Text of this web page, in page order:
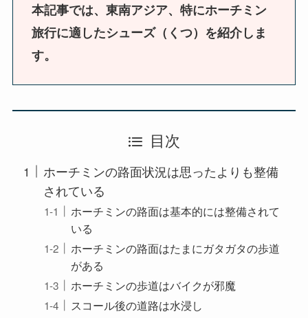
本記事では、東南アジア、特にホーチミン
旅行に適したシューズ（くつ）を紹介しま
す。
目次
ホーチミンの路面状況は思ったよりも整備
されている
ホーチミンの路面は基本的には整備されて
いる
ホーチミンの路面はたまにガタガタの歩道
がある
ホーチミンの歩道はバイクが邪魔
スコール後の道路は水浸し